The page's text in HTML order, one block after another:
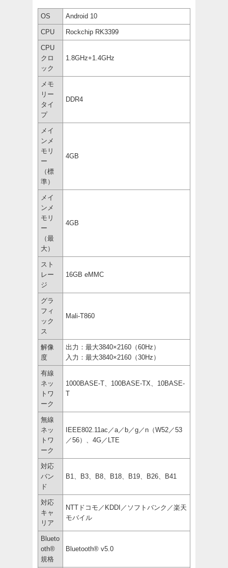
OS Android 10
CPU Rockchip RK3399
CPU
クロ
ック
1.8GHz+1.4GHz
メモ
リー
タイ
プ
DDR4
メイ
ンメ
モリ
ー
（標
準）
4GB
メイ
ンメ
モリ
ー
（最
大）
4GB
スト
レー
ジ
16GB eMMC
グラ
フィ
ック
ス
Mali-T860
解像
度
出力：最大3840×2160（60Hz）
入力：最大3840×2160（30Hz）
有線
ネッ
トワ
ーク
1000BASE-T、100BASE-TX、10BASE-
T
無線
ネッ
トワ
ーク
IEEE802.11ac／a／b／g／n（W52／53
／56）、4G／LTE
対応
バン
ド
B1、B3、B8、B18、B19、B26、B41
対応
キャ
リア
NTTドコモ／KDDI／ソフトバンク／楽天
モバイル
Blueto
oth®
規格
Bluetooth® v5.0